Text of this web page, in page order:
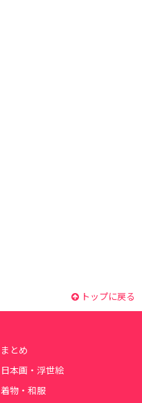
トップに戻る
まとめ
日本画・浮世絵
着物・和服